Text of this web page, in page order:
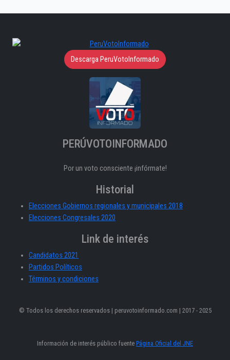
Descarga PeruVotoInformado
PERÚVOTOINFORMADO
Por un voto consciente ¡infórmate!
Historial
Elecciones Gobiernos regionales y municipales 2018
Elecciones Congresales 2020
Link de interés
Candidatos 2021
Partidos Políticos
Términos y condiciones
© Todos los derechos reservados | peruvotoinformado.com | 2017 - 2025
Información de interés público fuente Página Oficial del JNE